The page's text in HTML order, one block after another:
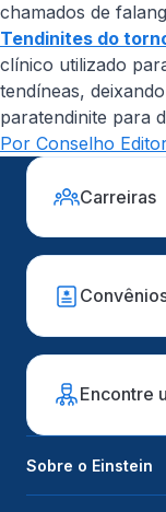
chamados de
Tendinites do
clínico utilizado
tendíneas,
paratendinite para
Por Conselho
Carreiras
Encontre
Sobre o Einstein